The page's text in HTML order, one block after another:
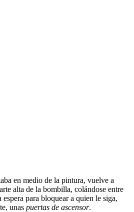
en medio de la pintura, vuelve a
alta de la bombilla, colándose entre
para bloquear a quien le siga,
unas puertas de ascensor.